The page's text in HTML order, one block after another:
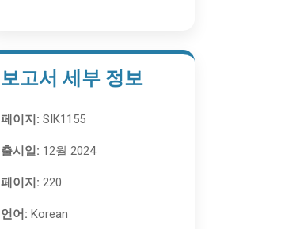
보고서 세부 정보
페이지: SIK1155
출시일: 12월 2024
페이지: 220
언어: Korean